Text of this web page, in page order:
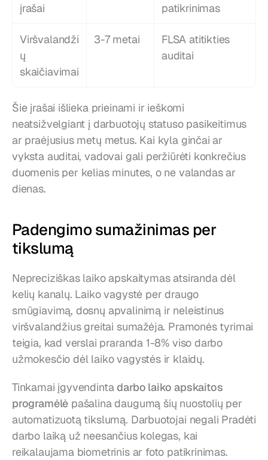
įrašai
patikrinimas
Viršvalandži
ų
skaičiavimai
3-7 metai
FLSA atitikties
auditai
Šie įrašai išlieka prieinami ir ieškomi
neatsižvelgiant į darbuotojų statuso pasikeitimus
ar praėjusius metų metus. Kai kyla ginčai ar
vyksta auditai, vadovai gali peržiūrėti konkrečius
duomenis per kelias minutes, o ne valandas ar
dienas.
Padengimo sumažinimas per
tikslumą
Nepreciziškas laiko apskaitymas atsiranda dėl
kelių kanalų. Laiko vagystė per draugo
smūgiavimą, dosnų apvalinimą ir neleistinus
viršvalandžius greitai sumažėja. Pramonės tyrimai
teigia, kad verslai praranda 1-8% viso darbo
užmokesčio dėl laiko vagystės ir klaidų.
Tinkamai įgyvendinta darbo laiko apskaitos
programėlė pašalina daugumą šių nuostolių per
automatizuotą tikslumą. Darbuotojai negali Pradėti
darbo laiką už neesančius kolegas, kai
reikalaujama biometrinis ar foto patikrinimas.